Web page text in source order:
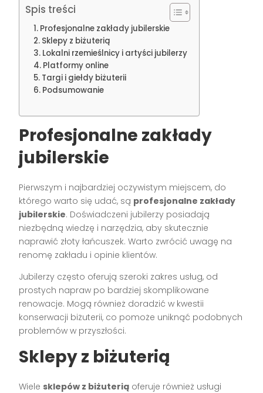
Spis treści
Profesjonalne zakłady jubilerskie
Sklepy z biżuterią
Lokalni rzemieślnicy i artyści jubilerzy
Platformy online
Targi i giełdy biżuterii
Podsumowanie
Profesjonalne zakłady
jubilerskie
Pierwszym i najbardziej oczywistym miejscem, do
którego warto się udać, są profesjonalne zakłady
jubilerskie. Doświadczeni jubilerzy posiadają
niezbędną wiedzę i narzędzia, aby skutecznie
naprawić złoty łańcuszek. Warto zwrócić uwagę na
renomę zakładu i opinie klientów.
Jubilerzy często oferują szeroki zakres usług, od
prostych napraw po bardziej skomplikowane
renowacje. Mogą również doradzić w kwestii
konserwacji biżuterii, co pomoże uniknąć podobnych
problemów w przyszłości.
Sklepy z biżuterią
Wiele sklepów z biżuterią oferuje również usługi